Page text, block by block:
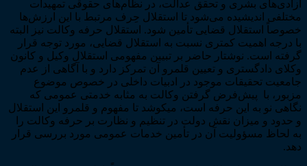
موجه
دولت
بر
آن
با
تمرکز
بر
قوه
قضاییه
عدد
آزادی­‌های بشری و تحقق عدالت، در نظام­­‌های حقوقی تمهیدات
مختلفی اندیشیده می‌شود تا استقلال حِرف مرتبط با این ارزش‌­ها
خصوصاً استقلال قضایی تأمین شود. استقلال حرفه وکالت نیز البته
با درجه اهمیت کمتری نسبت به استقلال قضایی، مورد توجه قرار
گرفته است. نوشتار حاضر بر تبیین مفهومی استقلال وکیل و کانون
وکلای دادگستری و تعیین قلمرو آن تمرکز دارد و با آگاهی از عدم
جامعیت تحقیقات موجود در ادبیات داخلی در خصوص موضوع
مزبور، با پیش‌­فرض گرفتن وکالت به مثابه خدمتی عمومی که
نگاهی نو به این حرفه است، می­کوشد تا مفهوم و قلمرو این استقلال
و حدود و میزان نقش دولت در تنظیم و نظارت بر حرفه وکالت را
به لحاظ مسؤولیت آن در تأمین خدمات عمومی مورد بررسی قرار
دهد.